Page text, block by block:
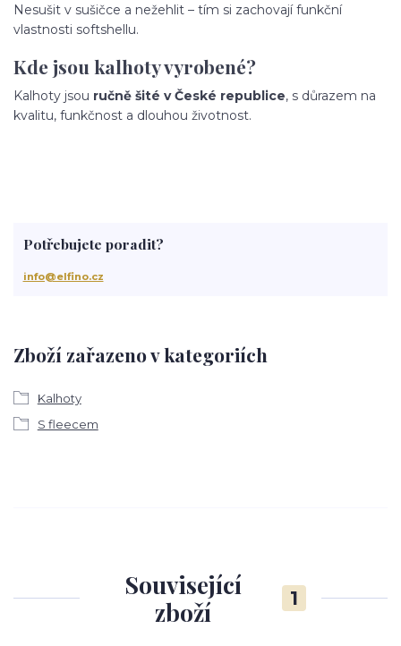
Nesušit v sušičce a nežehlit – tím si zachovají funkční
vlastnosti softshellu.
Kde jsou kalhoty vyrobené?
Kalhoty jsou ručně šité v České republice, s důrazem na
kvalitu, funkčnost a dlouhou životnost.
Zboží zařazeno v kategoriích
Kalhoty
S fleecem
Potřebujete poradit?
info@elfino.cz
Související
zboží
1